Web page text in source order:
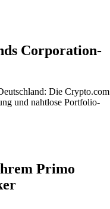
Corporation-
Die Crypto.com
und nahtlose Portfolio-
Primo